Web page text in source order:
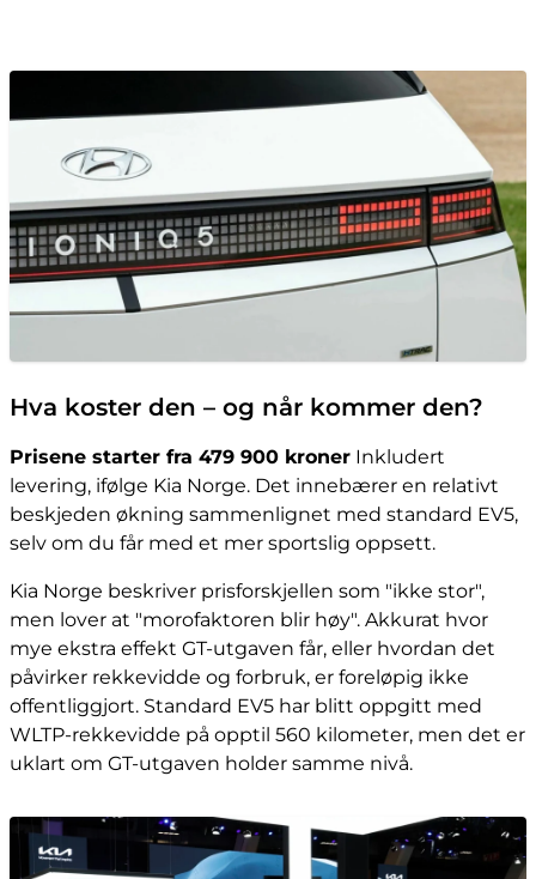
Hva koster den – og når kommer den?
Prisene starter fra 479 900 kroner Inkludert
levering, ifølge Kia Norge. Det innebærer en relativt
beskjeden økning sammenlignet med standard EV5,
selv om du får med et mer sportslig oppsett.
Kia Norge beskriver prisforskjellen som "ikke stor",
men lover at "morofaktoren blir høy". Akkurat hvor
mye ekstra effekt GT-utgaven får, eller hvordan det
påvirker rekkevidde og forbruk, er foreløpig ikke
offentliggjort. Standard EV5 har blitt oppgitt med
WLTP-rekkevidde på opptil 560 kilometer, men det er
uklart om GT-utgaven holder samme nivå.